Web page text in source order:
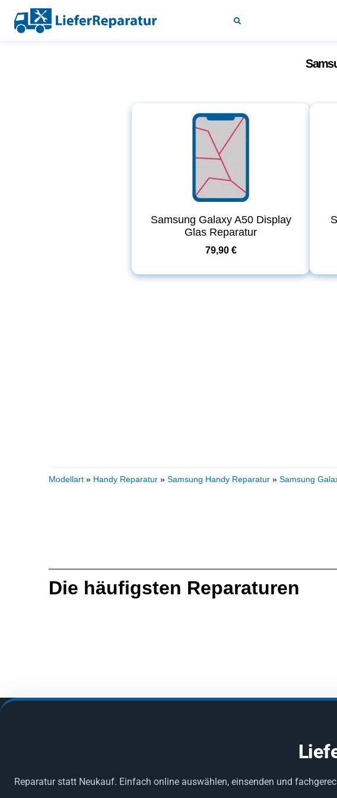
Samsung Galaxy A50 Display
Glas Reparatur
79,90 €
Modellart » Handy Reparatur » Samsung Handy Reparatur » Samsung
Die häufigsten Reparaturen
Reparatur statt Neukauf. Einfach online auswählen, einsenden und